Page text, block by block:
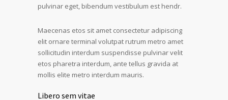
pulvinar eget, bibendum vestibulum est hendr.
Maecenas etos sit amet consectetur adipiscing
elit ornare terminal volutpat rutrum metro amet
sollicitudin interdum suspendisse pulvinar velit
etos pharetra interdum, ante tellus gravida at
mollis elite metro interdum mauris.
Libero sem vitae